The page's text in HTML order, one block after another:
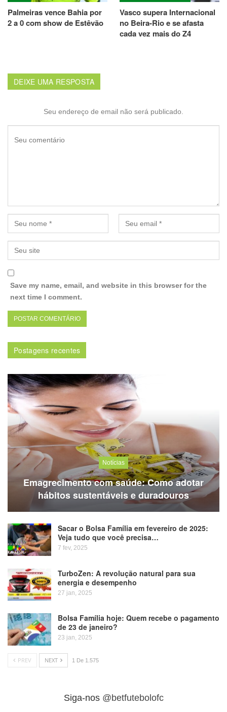
Palmeiras vence Bahia por
2 a 0 com show de Estêvão
Vasco supera Internacional
no Beira-Rio e se afasta
cada vez mais do Z4
DEIXE UMA RESPOSTA
Seu endereço de email não será publicado.
Save my name, email, and website in this browser for the
next time I comment.
Postagens recentes
Notícias
Emagrecimento com saúde: Como adotar
hábitos sustentáveis e duradouros
Sacar o Bolsa Família em fevereiro de 2025:
Veja tudo que você precisa…
7 fev, 2025
TurboZen: A revolução natural para sua
energia e desempenho
27 jan, 2025
Bolsa Família hoje: Quem recebe o pagamento
de 23 de janeiro?
23 jan, 2025
PREV NEXT 1 De 1.575
Siga-nos @betfutebolofc